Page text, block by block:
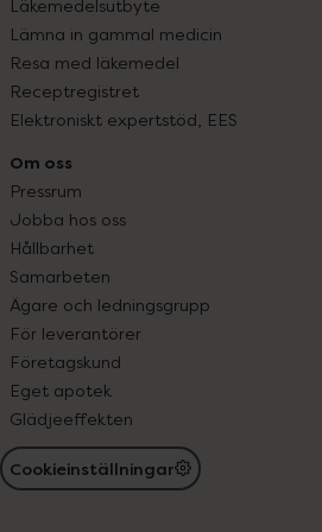
Läkemedelsutbyte
Lämna in gammal medicin
Resa med läkemedel
Receptregistret
Elektroniskt expertstöd, EES
Om oss
Pressrum
Jobba hos oss
Hållbarhet
Samarbeten
Ägare och ledningsgrupp
För leverantörer
Företagskund
Eget apotek
Glädjeeffekten
Cookieinställningar